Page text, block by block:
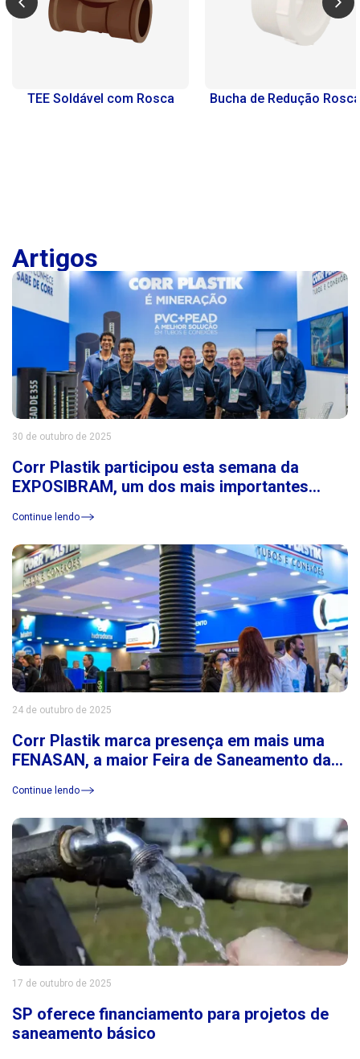
TEE Soldável com Rosca Bucha de Redução
Artigos
30 de outubro de 2025
Corr Plastik participou esta semana da
EXPOSIBRAM, um dos mais importantes
Latina
Continue lendo
24 de outubro de 2025
Corr Plastik marca presença em mais uma
FENASAN, a maior Feira de Saneamento da
Continue lendo
17 de outubro de 2025
SP oferece financiamento para projetos de
saneamento básico